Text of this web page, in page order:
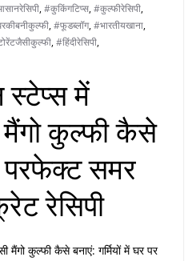
,#कुकिंगटिप्स,#कुल्फीरेसिपी,
,#फूडब्लॉग,#भारतीयखाना,
,#हिंदीरेसिपी,
में
मैंगो कुल्फी कैसे
परफेक्ट समर
रेसिपी
कुल्फी कैसे बनाएं: गर्मियों में घर पर